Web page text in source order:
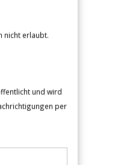
nicht erlaubt.
und wird
per